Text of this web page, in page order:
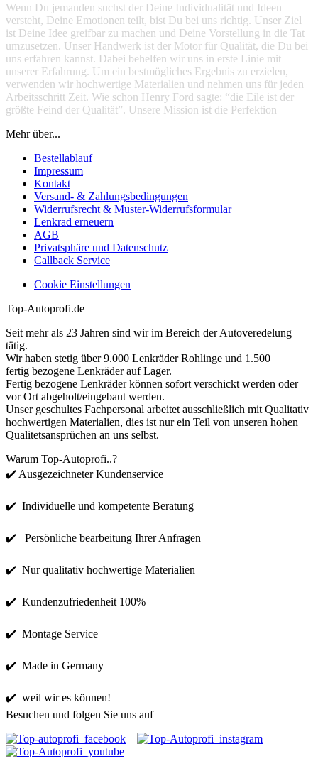
Wenn Du jemanden suchst der Deine Individualität und Ideen
versteht, Deine Emotionen teilt, bist Du bei uns richtig. Unser Ziel
ist Deine Idee greifbar zu machen und Deine Vorstellung in die Tat
umzusetzen. Unser Handwerk ist der Motor für Qualität, die Du bei
uns erfahren kannst. Dabei behelfen wir uns in erste Linie mit
unserer Erfahrung. Um ein bestmögliches Ergebnis zu erzielen,
verwenden wir hochwertige Materialien und nehmen uns für jeden
Arbeitsschritt Zeit. Wie schon Henry Ford sagte: “die Eile ist der
größte Feind der Qualität”. Unsere Mission ist die Perfektion
Mehr über...
Bestellablauf
Impressum
Kontakt
Versand- & Zahlungsbedingungen
Widerrufsrecht & Muster-Widerrufsformular
Lenkrad erneuern
AGB
Privatsphäre und Datenschutz
Callback Service
Cookie Einstellungen
Top-Autoprofi.de
Seit mehr als 23 Jahren sind wir im Bereich der Autoveredelung
tätig.
Wir haben stetig über 9.000 Lenkräder Rohlinge und 1.500
fertig bezogene Lenkräder auf Lager.
Fertig bezogene Lenkräder können sofort verschickt werden oder
vor Ort abgeholt/eingebaut werden.
Unser geschultes Fachpersonal arbeitet ausschließlich mit Qualitativ
hochwertigen Materialien, dies ist nur ein Teil von unseren hohen
Qualitetsansprüchen an uns selbst.
Warum Top-Autoprofi..?
✔️ Ausgezeichneter Kundenservice
✔️ Individuelle und kompetente Beratung
✔️ Persönliche bearbeitung Ihrer Anfragen
✔️ Nur qualitativ hochwertige Materialien
✔️ Kundenzufriedenheit 100%
✔️ Montage Service
✔️ Made in Germany
✔️ weil wir es können!
Besuchen und folgen Sie uns auf